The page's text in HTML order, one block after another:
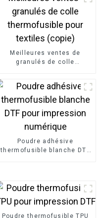
Meilleures ventes de
granulés de colle
Poudre adhésive
thermofusible blanche DTF
Poudre thermofusible TPU